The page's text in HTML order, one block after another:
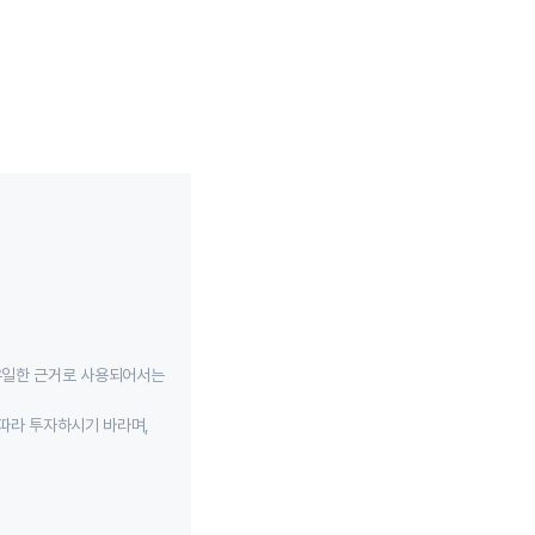
한 근거로 사용되어서는
투자하시기 바라며,